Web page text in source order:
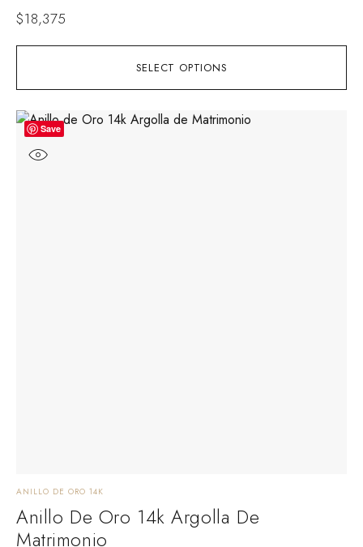
SELECT OPTIONS
$18,375
Save
ANILLO DE ORO 14K
Anillo De Oro 14k Argolla De
Matrimonio